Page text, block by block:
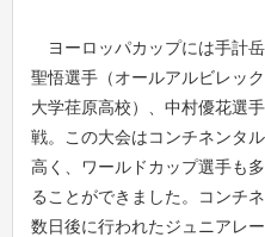
ヨーロッパカップには手計
聖悟選手（オールアルビレッ
大学荏原高校）、中村優花選
戦。この大会はコンチネンタ
高く、ワールドカップ選手も
ることができました。コンチ
数日後に行われたジュニアレ